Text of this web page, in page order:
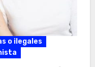
o ilegales